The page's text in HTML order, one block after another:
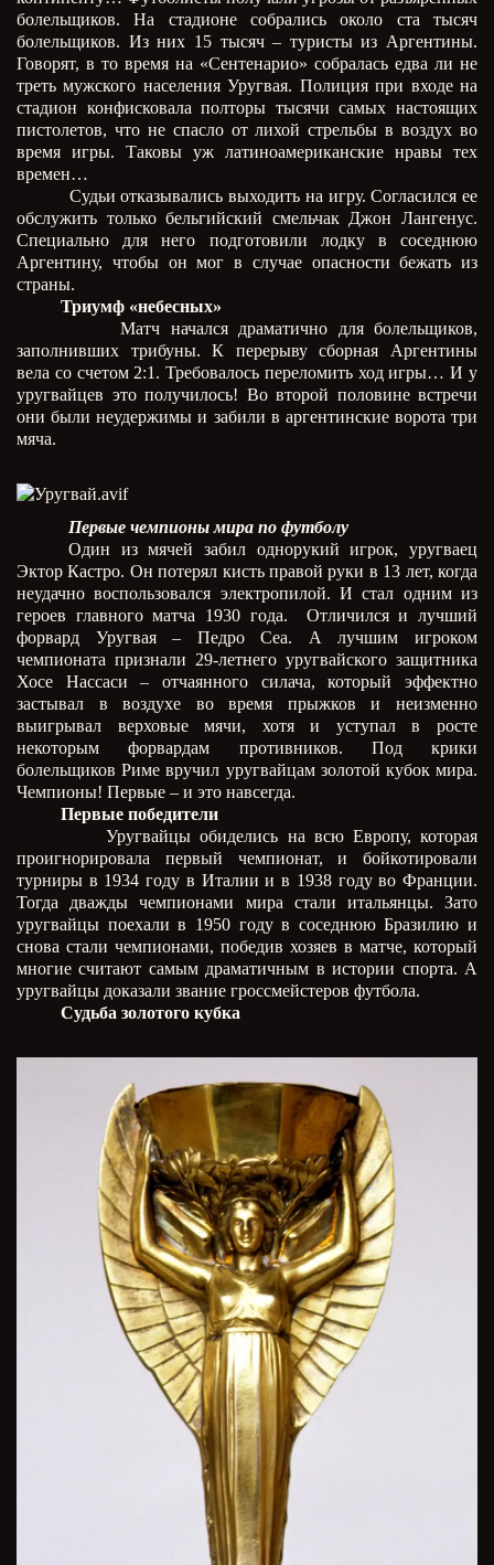
болельщиков. На стадионе собрались около ста тысяч
болельщиков. Из них 15 тысяч – туристы из Аргентины.
Говорят, в то время на «Сентенарио» собралась едва ли не
треть мужского населения Уругвая. Полиция при входе на
стадион конфисковала полторы тысячи самых настоящих
пистолетов, что не спасло от лихой стрельбы в воздух во
время игры. Таковы уж латиноамериканские нравы тех
времен…
Судьи отказывались выходить на игру. Согласился ее
обслужить только бельгийский смельчак Джон Лангенус.
Специально для него подготовили лодку в соседнюю
Аргентину, чтобы он мог в случае опасности бежать из
страны.
Триумф «небесных»
Матч начался драматично для болельщиков,
заполнивших трибуны. К перерыву сборная Аргентины
вела со счетом 2:1. Требовалось переломить ход игры… И у
уругвайцев это получилось! Во второй половине встречи
они были неудержимы и забили в аргентинские ворота три
мяча.
Первые чемпионы мира по футболу
Один из мячей забил однорукий игрок, уругваец
Эктор Кастро. Он потерял кисть правой руки в 13 лет, когда
неудачно воспользовался электропилой. И стал одним из
героев главного матча 1930 года.
Отличился и лучший
форвард Уругвая – Педро Сеа. А лучшим игроком
чемпионата признали 29-летнего уругвайского защитника
Хосе Нассаси – отчаянного силача, который эффектно
застывал в воздухе во время прыжков и неизменно
выигрывал верховые мячи, хотя и уступал в росте
некоторым форвардам противников. Под крики
болельщиков Риме вручил уругвайцам золотой кубок мира.
Чемпионы! Первые – и это навсегда.
Первые победители
Уругвайцы обиделись на всю Европу, которая
проигнорировала первый чемпионат, и бойкотировали
турниры в 1934 году в Италии и в 1938 году во Франции.
Тогда дважды чемпионами мира стали итальянцы. Зато
уругвайцы поехали в 1950 году в соседнюю Бразилию и
снова стали чемпионами, победив хозяев в матче, который
многие считают самым драматичным в истории спорта. А
уругвайцы доказали звание гроссмейстеров футбола.
Судьба золотого кубка